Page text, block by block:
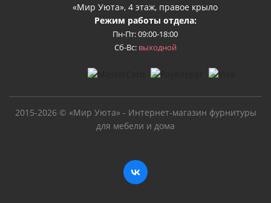
«Мир Уюта», 4 этаж, правое крыло
Режим работы отдела:
Пн-Пт: 09:00-18:00
Сб-Вс: выходной
2015-2026 © «Мир Уюта» - Интернет-магазин фурнитуры
для мебели и дома